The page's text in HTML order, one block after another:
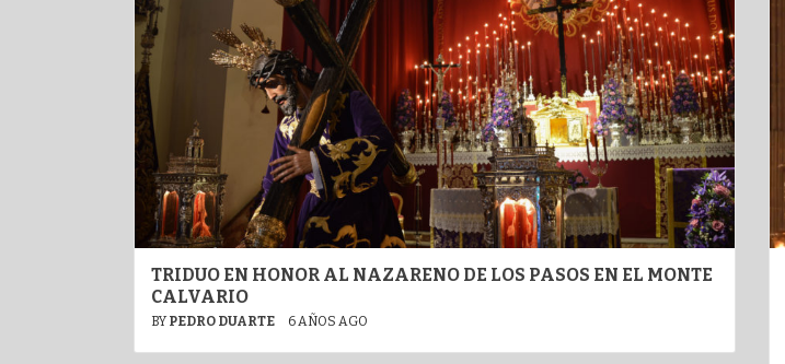
TRIDUO EN HONOR AL NAZARENO DE LOS PASOS EN EL MONTE
CALVARIO
BY PEDRO DUARTE 6 AÑOS AGO